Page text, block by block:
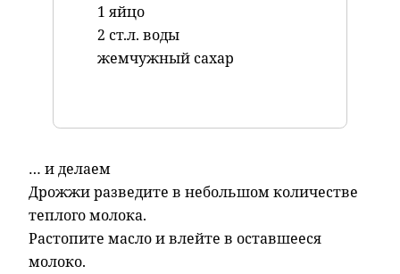
1 яйцо
2 ст.л. воды
жемчужный сахар
… и делаем
Дрожжи разведите в небольшом количестве
теплого молока.
Растопите масло и влейте в оставшееся
молоко.